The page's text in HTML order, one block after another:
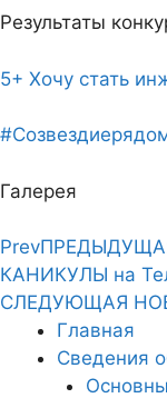
Результаты
5+ Хочу стать
Галерея
Prev
КАНИКУЛЫ на
СЛЕДУЮЩАЯ
Главная
Сведения